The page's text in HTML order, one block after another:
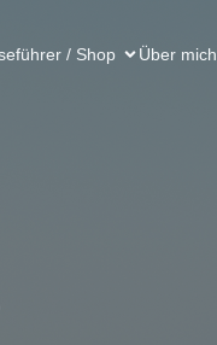
/ Shop Über mich